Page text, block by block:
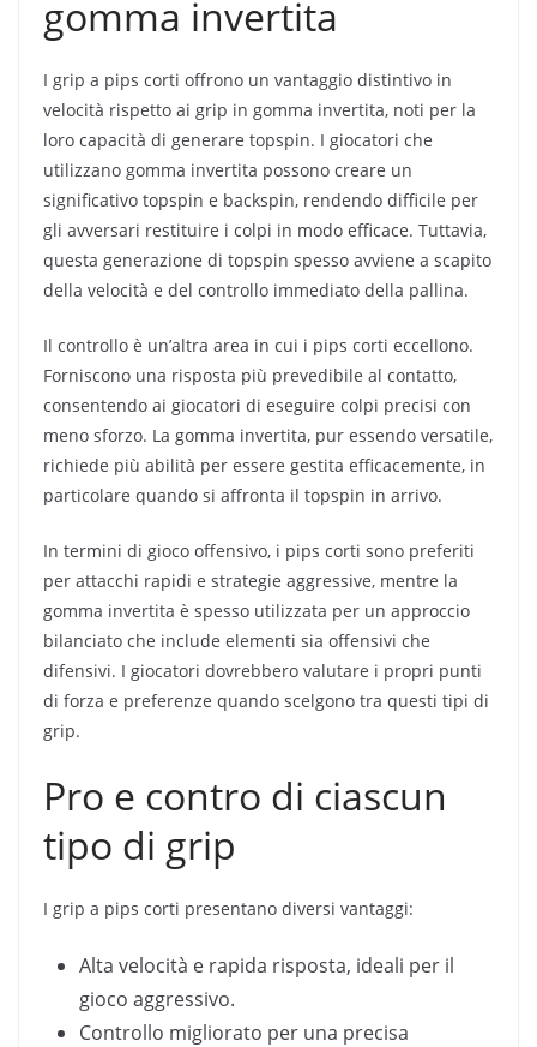
gomma invertita
I grip a pips corti offrono un vantaggio distintivo in
velocità rispetto ai grip in gomma invertita, noti per la
loro capacità di generare topspin. I giocatori che
utilizzano gomma invertita possono creare un
significativo topspin e backspin, rendendo difficile per
gli avversari restituire i colpi in modo efficace. Tuttavia,
questa generazione di topspin spesso avviene a scapito
della velocità e del controllo immediato della pallina.
Il controllo è un’altra area in cui i pips corti eccellono.
Forniscono una risposta più prevedibile al contatto,
consentendo ai giocatori di eseguire colpi precisi con
meno sforzo. La gomma invertita, pur essendo versatile,
richiede più abilità per essere gestita efficacemente, in
particolare quando si affronta il topspin in arrivo.
In termini di gioco offensivo, i pips corti sono preferiti
per attacchi rapidi e strategie aggressive, mentre la
gomma invertita è spesso utilizzata per un approccio
bilanciato che include elementi sia offensivi che
difensivi. I giocatori dovrebbero valutare i propri punti
di forza e preferenze quando scelgono tra questi tipi di
grip.
Pro e contro di ciascun
tipo di grip
I grip a pips corti presentano diversi vantaggi:
Alta velocità e rapida risposta, ideali per il
gioco aggressivo.
Controllo migliorato per una precisa